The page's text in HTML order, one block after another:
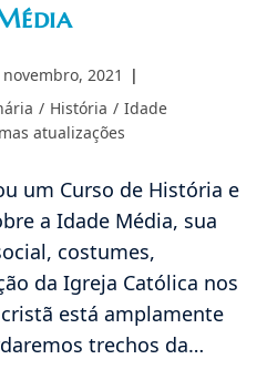
2021
/ História / Idade
atualizações
um Curso de História e
a Idade Média, sua
costumes,
da Igreja Católica nos
está amplamente
trechos da…